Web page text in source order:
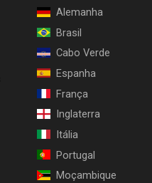
Alemanha
Brasil
Cabo Verde
Espanha
França
Inglaterra
Itália
Portugal
Moçambique